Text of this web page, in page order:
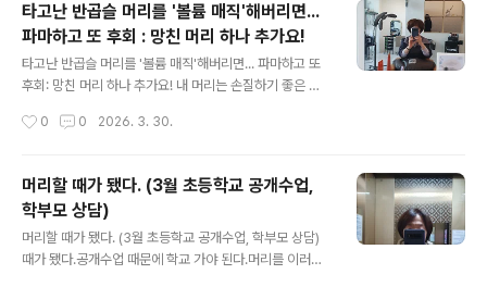
타고난 반곱슬 머리를 '볼륨 매직'해버리면...
파마하고 또 후회 : 망친 머리 하나 추가요!
타고난 반곱슬 머리를 '볼륨 매직'해버리면... 파마하고 또
후회: 망친 머리 하나 추가요! 내 머리는 손질하기 좋은 반
예요. 그냥 새치 염색하고, 커트만 잘하시면 될꺼 같아
등의 파마를 권한다.그게 돈이 되니까...이번에 옮긴 미용사
님도 볼륨 매직을 권했다."숱이 많아서 볼륨이 난리인데, 그
걸 누르기 위해 '볼륨 매직'을 한다는게.. 좀. 뭔가 이름이 모
순 아닐까요? 뭐 다른 이름 없을까요?"라고 웃으면서 말했
다.그래도 머리가 차분해질꺼라면서 권했다.비용이.. 흠.비
0 0 2026. 3. 30.
머리할 때가 됐다. (3월 초등학교 공개수업,
학부모 상담)
머리할 때가 됐다. (3월 초등학교 공개수업, 학부모 상담)
때가 됐다.공개수업 때문에 학교 가야 된다.머리를 이러고